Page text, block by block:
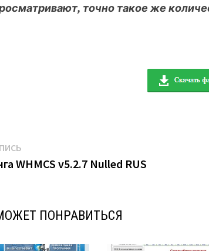
точно такое же
запись:
WHMCS v5.2.7 Nulled RUS
ПОНРАВИТЬСЯ